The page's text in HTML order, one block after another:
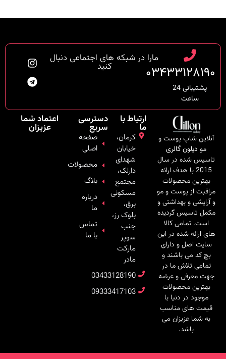
۰۳۴۳۳۱۲۸۱۹۰
پشتیبانی 24
ساعت
مارا در شبکه های اجتماعی دنبال
کنید
آنلاین شاپ پوست و
مو دیلون گالری
تاسیس شده در سال
2015 با هدف ارائه
بهترین محصولات
مراقبت از پوست و مو
و آرایشی و بهداشتی و
مکمل تاسیس گردیده
است. تمامی کالا
های ارائه شده در این
سایت اصل و دارای
بچ کد می باشند و
تمامی تلاش ما در
جهت معرفی و عرضه
بهترین محصولات
موجود در دنیا با
قیمت های مناسب
به شما عزیزان می
باشد.
ارتباط با
ما
کرمان،
خیابان
شهدای
دارلک،
مجتمع
مسکونی
برق،
بلوک رز،
جنب
سوپر
مارکت
مادر
03433128190
09333417103
دسترسی
سریع
صفحه
اصلی
محصولات
بلاگ
درباره
ما
تماس
با ما
اعتماد شما
عزیزان